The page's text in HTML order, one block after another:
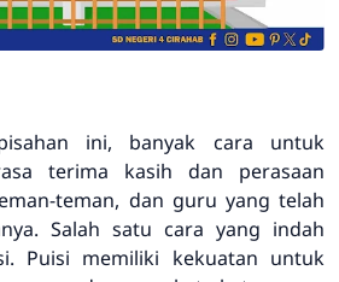
ini, banyak cara untuk
terima kasih dan perasaan
teman, dan guru yang telah
Salah satu cara yang indah
Puisi memiliki kekuatan untuk